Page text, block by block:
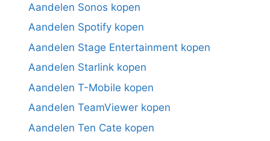
Aandelen Sonos kopen
Aandelen Spotify kopen
Aandelen Stage Entertainment kopen
Aandelen Starlink kopen
Aandelen T-Mobile kopen
Aandelen TeamViewer kopen
Aandelen Ten Cate kopen